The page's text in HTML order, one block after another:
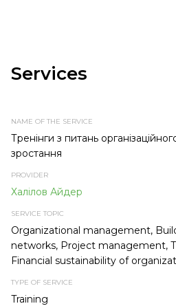
Services
NAME
SERVICE
PROVIDERSERVICE
Тренінги з питань
зростання
Халілов Айдер
Organizational management,
networks, Project management,
Financial sustainability of
Training